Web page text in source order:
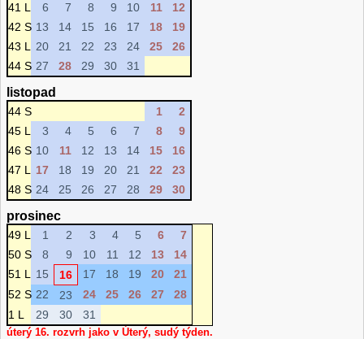
41 L
6 7 8 9 10 11
12
42 S 13 14 15 16 17 18
19
43 L
20 21 22 23 24 25
26
44 S 27 28 29 30 31
listopad
44 S 1
2
45 L
3 4 5 6 7 8
9
46 S 10 11 12 13 14 15
16
47 L
17 18 19 20 21 22
23
48 S 24 25 26 27 28 29 30
prosinec
49 L 1 2 3 4 5 6
7
50 S
8 9 10 11 12 13
14
51 L
15 16 17 18 19 20
21
52 S 22 23 24 25 26 27
28
1 L
29 30 31
úterý 16. rozvrh jako v Úterý, sudý týden.